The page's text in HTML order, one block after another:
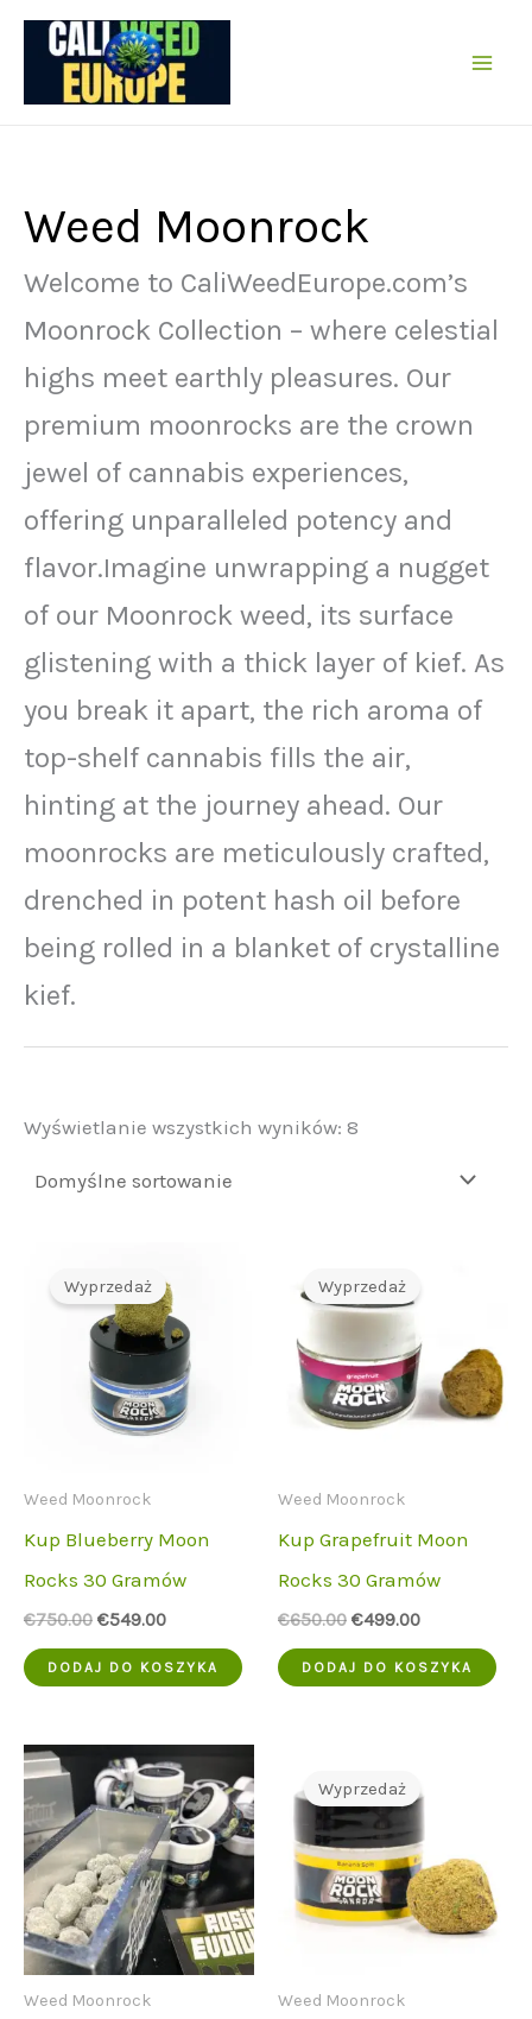
Przejdź
treści
Weed Moonrock
Welcome to CaliWeedEurope.com’s
Moonrock Collection – where celestial
highs meet earthly pleasures. Our
premium moonrocks are the crown
jewel of cannabis experiences,
offering unparalleled potency and
flavor.Imagine unwrapping a nugget
of our Moonrock weed, its surface
glistening with a thick layer of kief. As
you break it apart, the rich aroma of
top-shelf cannabis fills the air,
hinting at the journey ahead. Our
moonrocks are meticulously crafted,
drenched in potent hash oil before
being rolled in a blanket of crystalline
kief.
Wyświetlanie wszystkich wyników: 8
Wyprzedaż
Weed Moonrock
Kup Blueberry Moon
Rocks 30 Gramów
€750.00 Cena
wynosiła:
€750.00.
€549.00Aktualna
to:
€549.00.
DODAJ DO KOSZYKA
Wyprzedaż
Weed Moonrock
Kup Grapefruit Moon
Rocks 30 Gramów
€650.00 Cena
wynosiła:
€650.00.
€499.00Aktualna
to:
€499.00.
DODAJ DO KOSZYKA
Weed Moonrock
Wyprzedaż
Weed Moonrock